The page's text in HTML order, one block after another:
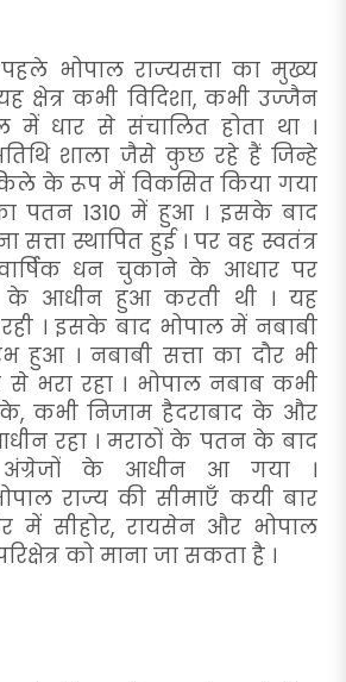
भोपाल राज्यसत्ता का मुख्य
क्षेत्र कभी विदिशा, कभी उज्जैन
में धार से संचालित होता था ।
शाला जैसे कुछ रहे हैं जिन्हे
के रूप में विकसित किया गया
पतन 1310 में हुआ । इसके बाद
सत्ता स्थापित हुई । पर वह स्वतंत्र
वार्षिक धन चुकाने के आधार पर
के आधीन हुआ करती थी । यह
। इसके बाद भोपाल में नबाबी
हुआ । नबाबी सत्ता का दौर भी
से भरा रहा । भोपाल नबाब कभी
कभी निजाम हैदराबाद के और
रहा । मराठों के पतन के बाद
अंग्रेजों के आधीन आ गया ।
राज्य की सीमाएँ कयी बार
में सीहोर, रायसेन और भोपाल
को माना जा सकता है ।